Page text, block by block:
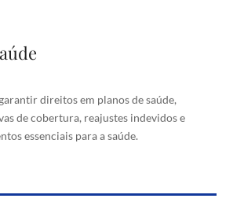
direitos em planos de saúde,
de cobertura, reajustes indevidos e
essenciais para a saúde.
Plano de Saúde
negativas de cobertura, reajustes
acesso a tratamentos essenciais para a
saúde.